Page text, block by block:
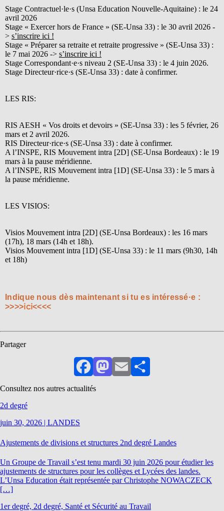
Stage Contractuel·le·s (Unsa Education Nouvelle-Aquitaine) : le 24
avril 2026
Stage « Exercer hors de France » (SE-Unsa 33) : le 30 avril 2026 -
> s’inscrire ici !
Stage « Préparer sa retraite et retraite progressive » (SE-Unsa 33) :
le 7 mai 2026 -> s’inscrire ici !
Stage Correspondant·e·s niveau 2 (SE-Unsa 33) : le 4 juin 2026.
Stage Directeur·rice·s (SE-Unsa 33) : date à confirmer.
LES RIS:
RIS AESH « Vos droits et devoirs » (SE-Unsa 33) : les 5 février, 26
mars et 2 avril 2026.
RIS Directeur·rice·s (SE-Unsa 33) : date à confirmer.
A l’INSPE, RIS Mouvement intra [2D] (SE-Unsa Bordeaux) : le 19
mars à la pause méridienne.
A l’INSPE, RIS Mouvement intra [1D] (SE-Unsa 33) : le 5 mars à
la pause méridienne.
LES VISIOS:
Visios Mouvement intra [2D] (SE-Unsa Bordeaux) : les 16 mars
(17h), 18 mars (14h et 18h).
Visios Mouvement intra [1D] (SE-Unsa 33) : le 11 mars (9h30, 14h
et 18h)
Indique nous dès maintenant si tu es intéressé·e :
>>>>ici<<<<
Partager
FacebookMastodon
EmailPartager
Consultez nos autres actualités
2d degré
juin 30, 2026 | LANDES
Ajustements de divisions et structures 2nd degré Landes
Un Groupe de Travail s’est tenu mardi 30 juin 2026 pour étudier les
ajustements de structures pour les collèges et Lycées des landes.
L’Unsa Education était représentée par Christophe NOWACZECK
[…]
1er degré, 2d degré, Santé et Sécurité au Travail